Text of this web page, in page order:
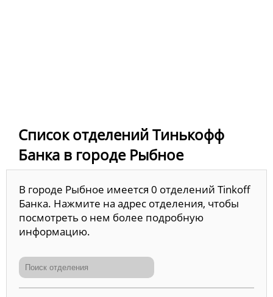
Список отделений Тинькофф
Банка в городе Рыбное
В городе Рыбное имеется 0 отделений Tinkoff
Банка. Нажмите на адрес отделения, чтобы
посмотреть о нем более подробную
информацию.